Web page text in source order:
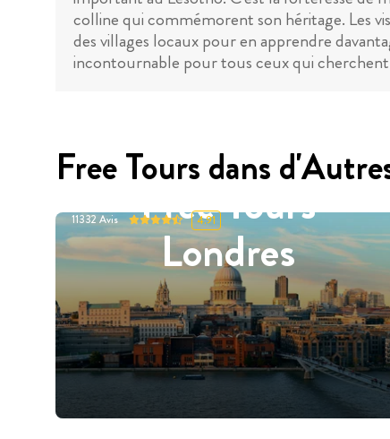
colline qui commémorent son héritage. Les
des villages locaux pour en apprendre
incontournable pour tous ceux qui
Free Tours dans
Free Tours
Londres
11332 Avis 4.91